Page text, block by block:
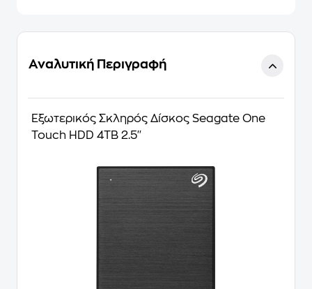
Αναλυτική Περιγραφή
Εξωτερικός Σκληρός Δίσκος Seagate One
Touch HDD 4TB 2.5''